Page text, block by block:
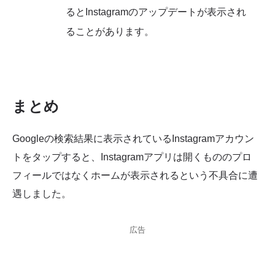
るとInstagramのアップデートが表示され
ることがあります。
まとめ
Googleの検索結果に表示されているInstagramアカウン
トをタップすると、Instagramアプリは開くもののプロ
フィールではなくホームが表示されるという不具合に遭
遇しました。
広告